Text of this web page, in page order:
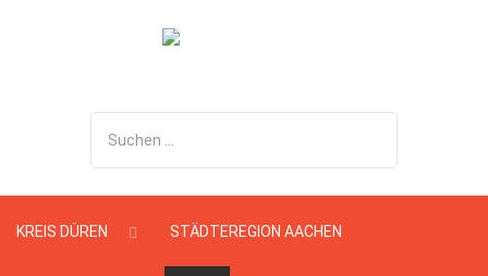
KREIS DÜREN STÄDTEREGION AACHEN